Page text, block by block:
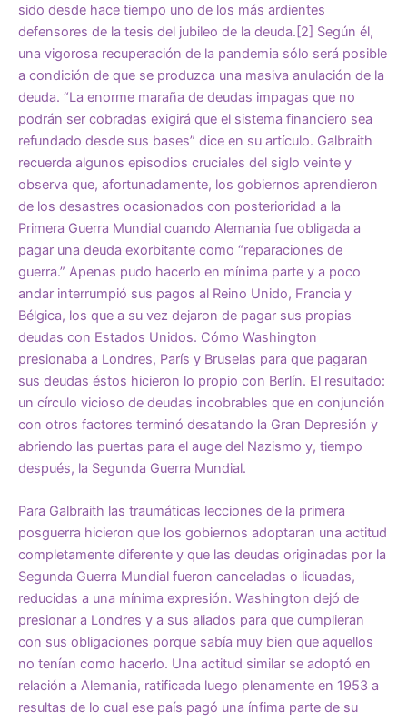
sido desde hace tiempo uno de los más ardientes
defensores de la tesis del jubileo de la deuda. [2] Según él,
una vigorosa recuperación de la pandemia sólo será posible
a condición de que se produzca una masiva anulación de la
deuda. “La enorme maraña de deudas impagas que no
podrán ser cobradas exigirá que el sistema financiero sea
refundado desde sus bases” dice en su artículo. Galbraith
recuerda algunos episodios cruciales del siglo veinte y
observa que, afortunadamente, los gobiernos aprendieron
de los desastres ocasionados con posterioridad a la
Primera Guerra Mundial cuando Alemania fue obligada a
pagar una deuda exorbitante como “reparaciones de
guerra.” Apenas pudo hacerlo en mínima parte y a poco
andar interrumpió sus pagos al Reino Unido, Francia y
Bélgica, los que a su vez dejaron de pagar sus propias
deudas con Estados Unidos. Cómo Washington
presionaba a Londres, París y Bruselas para que pagaran
sus deudas éstos hicieron lo propio con Berlín. El resultado:
un círculo vicioso de deudas incobrables que en conjunción
con otros factores terminó desatando la Gran Depresión y
abriendo las puertas para el auge del Nazismo y, tiempo
después, la Segunda Guerra Mundial.
Para Galbraith las traumáticas lecciones de la primera
posguerra hicieron que los gobiernos adoptaran una actitud
completamente diferente y que las deudas originadas por la
Segunda Guerra Mundial fueron canceladas o licuadas,
reducidas a una mínima expresión. Washington dejó de
presionar a Londres y a sus aliados para que cumplieran
con sus obligaciones porque sabía muy bien que aquellos
no tenían como hacerlo. Una actitud similar se adoptó en
relación a Alemania, ratificada luego plenamente en 1953 a
resultas de lo cual ese país pagó una ínfima parte de su